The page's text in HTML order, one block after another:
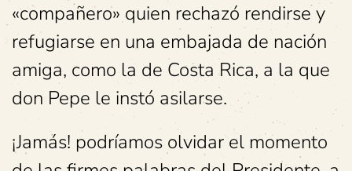
«compañero» quien rechazó rendirse y
refugiarse en una embajada de nación
amiga, como la de Costa Rica, a la que
don Pepe le instó asilarse.
¡Jamás! podríamos olvidar el momento